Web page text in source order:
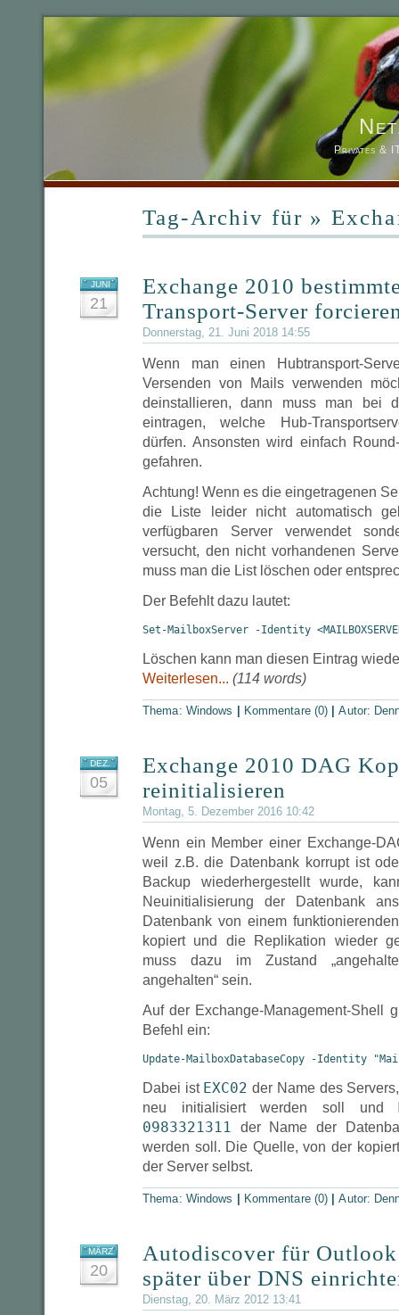
Privates &
Tag-Archiv für »
JUNI
21
Exchange 2010
Transport-Server
Donnerstag, 21. Juni 2018 14:55
Wenn man einen Hubtransport-
Versenden von Mails verwenden
deinstallieren, dann muss man bei
eintragen, welche Hub-
dürfen. Ansonsten wird einfach
gefahren.
Achtung! Wenn es die eingetragenen
die Liste leider nicht automatisch
verfügbaren Server verwendet
versucht, den nicht vorhandenen
muss man die List löschen oder
Der Befehlt dazu lautet:
Set-MailboxServer -Identity
Löschen kann man diesen Eintrag
Weiterlesen... (114 words)
Thema: Windows Kommentare (0) |Autor:
DEZ.
05
Exchange 2010 DAG
reinitialisieren
Montag, 5. Dezember 2016 10:42
Wenn ein Member einer Exchange-
weil z.B. die Datenbank korrupt ist
Backup wiederhergestellt wurde,
Neuinitialisierung der Datenbank
Datenbank von einem
kopiert und die Replikation wieder
muss dazu im Zustand
angehalten“ sein.
Auf der Exchange-Management-Shell
Befehl ein:
Update-MailboxDatabaseCopy -Identity
Dabei ist EXC02 der Name des
neu initialisiert werden soll und
0983321311 der Name der
werden soll. Die Quelle, von der
der Server selbst.
Thema: Windows Kommentare (0) |Autor:
MÄRZ
20
Autodiscover für
später über DNS
Dienstag, 20. März 2012 13:41